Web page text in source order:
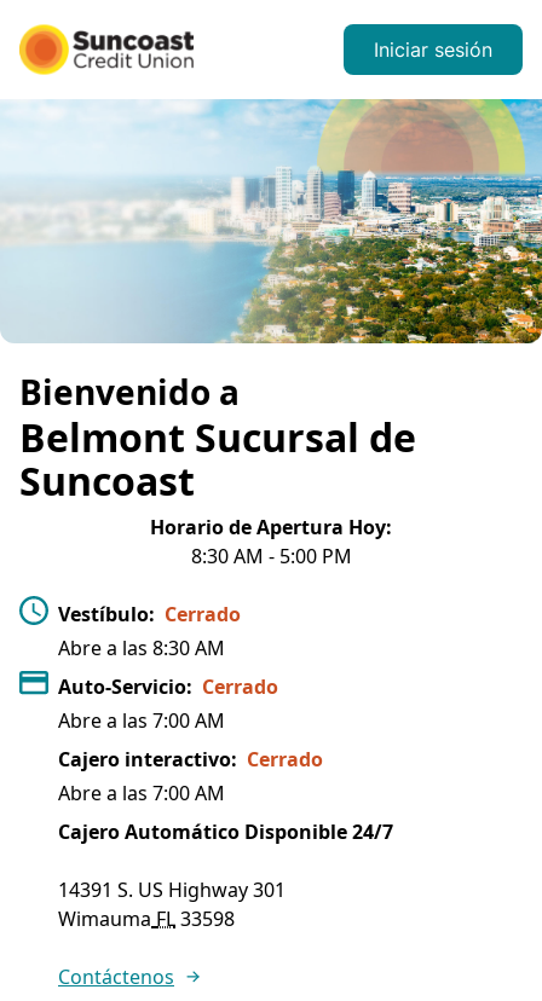
Iniciar sesión
Bienvenido a
Belmont Sucursal de
Suncoast
Horario de Apertura Hoy:
8:30 AM - 5:00 PM
Vestíbulo: Cerrado
Abre a las 8:30 AM
Auto-Servicio: Cerrado
Abre a las 7:00 AM
Cajero interactivo: Cerrado
Abre a las 7:00 AM
Cajero Automático Disponible 24/7
14391 S. US Highway 301
Wimauma FL33598
Contáctenos